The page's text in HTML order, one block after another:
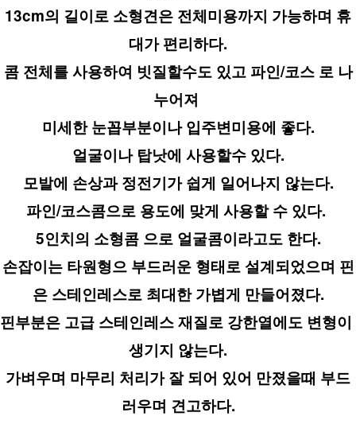
13cm의 길이로 소형견은 전체미용까지 가능하며 휴
대가 편리하다.
콤 전체를 사용하여 빗질할수도 있고 파인/코스 로 나
누어져
미세한 눈꼽부분이나 입주변미용에 좋다.
얼굴이나 탑낫에 사용할수 있다.
모발에 손상과 정전기가 쉽게 일어나지 않는다.
파인/코스콤으로 용도에 맞게 사용할 수 있다.
5인치의 소형콤 으로 얼굴콤이라고도 한다.
손잡이는 타원형으 부드러운 형태로 설계되었으며 핀
은 스테인레스로 최대한 가볍게 만들어졌다.
핀부분은 고급 스테인레스 재질로 강한열에도 변형이
생기지 않는다.
가벼우며 마무리 처리가 잘 되어 있어 만졌을때 부드
러우며 견고하다.